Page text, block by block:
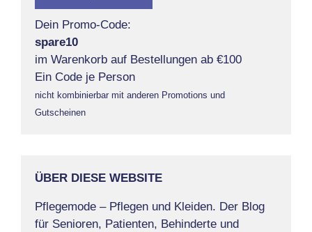
Dein Promo-Code:
spare10
im Warenkorb auf Bestellungen ab €100
Ein Code je Person
nicht kombinierbar mit anderen Promotions und
Gutscheinen
ÜBER DIESE WEBSITE
Pflegemode – Pflegen und Kleiden. Der Blog
für Senioren, Patienten, Behinderte und